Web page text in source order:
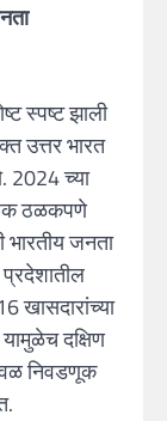
स्पष्ट झाली
उत्तर भारत
2024 च्या
ठळकपणे
भारतीय जनता
प्रदेशातील
खासदारांच्या
दक्षिण
निवडणूक